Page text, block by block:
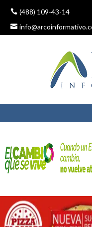
(488) 109-43-14
EN SAN